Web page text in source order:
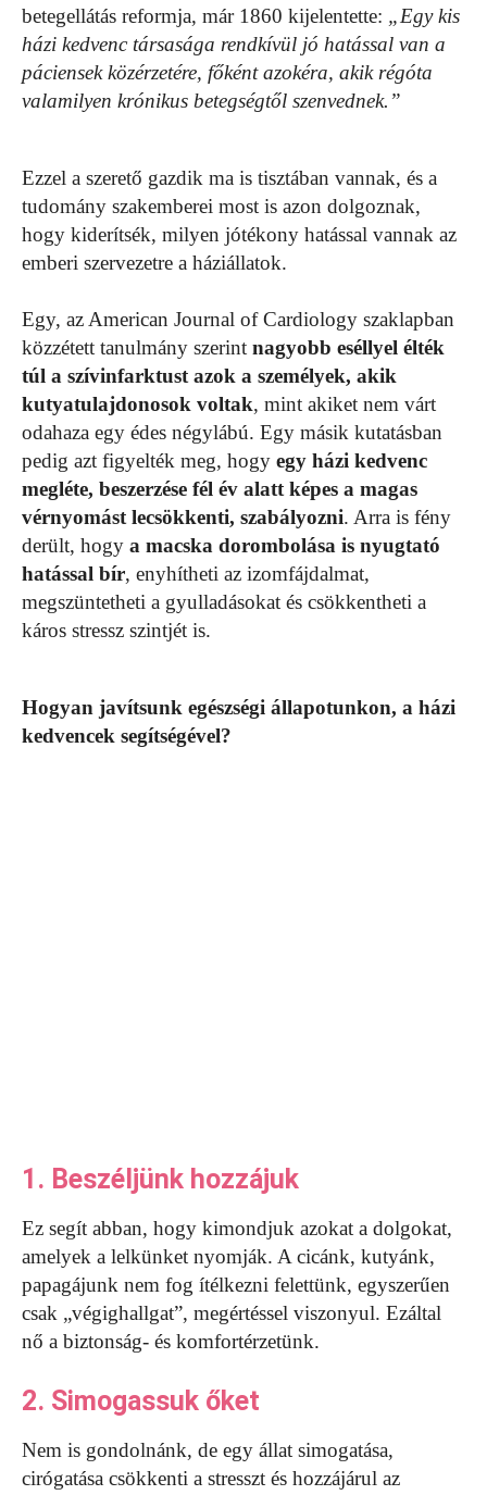
betegellátás reformja, már 1860 kijelentette: „Egy kis
házi kedvenc társasága rendkívül jó hatással van a
páciensek közérzetére, főként azokéra, akik régóta
valamilyen krónikus betegségtől szenvednek.”
Ezzel a szerető gazdik ma is tisztában vannak, és a
tudomány szakemberei most is azon dolgoznak,
hogy kiderítsék, milyen jótékony hatással vannak az
emberi szervezetre a háziállatok.
Egy, az American Journal of Cardiology szaklapban
közzétett tanulmány szerint nagyobb eséllyel élték
túl a szívinfarktust azok a személyek, akik
kutyatulajdonosok voltak, mint akiket nem várt
odahaza egy édes négylábú. Egy másik kutatásban
pedig azt figyelték meg, hogy egy házi kedvenc
megléte, beszerzése fél év alatt képes a magas
vérnyomást lecsökkenti, szabályozni. Arra is fény
derült, hogy a macska dorombolása is nyugtató
hatással bír, enyhítheti az izomfájdalmat,
megszüntetheti a gyulladásokat és csökkentheti a
káros stressz szintjét is.
Hogyan javítsunk egészségi állapotunkon, a házi
kedvencek segítségével?
1. Beszéljünk hozzájuk
Ez segít abban, hogy kimondjuk azokat a dolgokat,
amelyek a lelkünket nyomják. A cicánk, kutyánk,
papagájunk nem fog ítélkezni felettünk, egyszerűen
csak „végighallgat”, megértéssel viszonyul. Ezáltal
nő a biztonság- és komfortérzetünk.
2. Simogassuk őket
Nem is gondolnánk, de egy állat simogatása,
cirógatása csökkenti a stresszt és hozzájárul az